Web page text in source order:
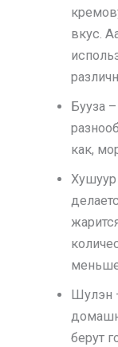
вкус.
Бууза
как,
Хушуур
Шулэн
берут